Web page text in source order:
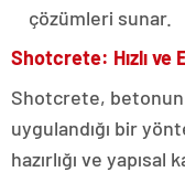
çözümleri sunar.
Shotcrete: Hızlı ve
Shotcrete,
uygulandığı bir
hazırlığı ve